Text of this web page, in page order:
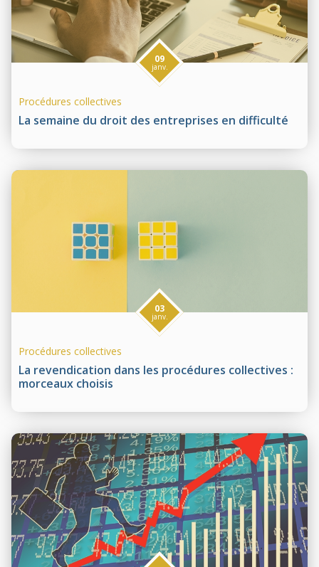
La semaine du droit des entreprises en difficulté
09
janv.
Procédures collectives
La revendication dans les procédures collectives :
morceaux choisis
03
janv.
Procédures collectives